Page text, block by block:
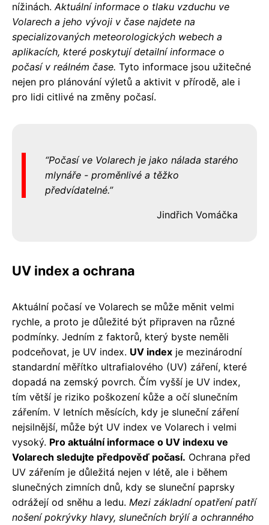
nížinách.Aktuální informace o tlaku vzduchu ve
Volarech a jeho vývoji v čase najdete na
specializovaných meteorologických webech a
aplikacích, které poskytují detailní informace o
počasí v reálném čase. Tyto informace jsou užitečné
nejen pro plánování výletů a aktivit v přírodě, ale i
pro lidi citlivé na změny počasí.
Počasí ve Volarech je jako nálada starého
mlynáře - proměnlivé a těžko
předvídatelné.
Jindřich Vomáčka
UV index a ochrana
Aktuální počasí ve Volarech se může měnit velmi
rychle, a proto je důležité být připraven na různé
podmínky. Jedním z faktorů, který byste neměli
podceňovat, je UV index. UV index je mezinárodní
standardní měřítko ultrafialového (UV) záření, které
dopadá na zemský povrch. Čím vyšší je UV index,
tím větší je riziko poškození kůže a očí slunečním
zářením. V letních měsících, kdy je sluneční záření
nejsilnější, může být UV index ve Volarech i velmi
vysoký. Pro aktuální informace o UV indexu ve
Volarech sledujte předpověď počasí. Ochrana před
UV zářením je důležitá nejen v létě, ale i během
slunečných zimních dnů, kdy se sluneční paprsky
odrážejí od sněhu a ledu. Mezi základní opatření patří
nošení pokrývky hlavy, slunečních brýlí a ochranného